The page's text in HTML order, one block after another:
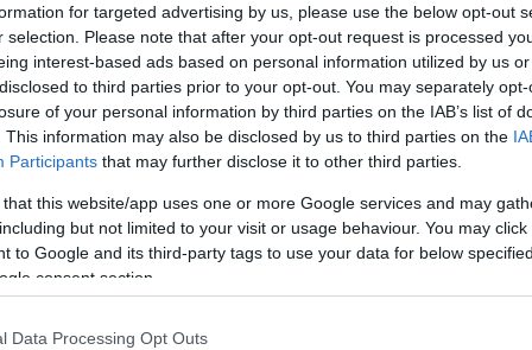
for targeted advertising by us, please use the below opt-out
selection. Please note that after your opt-out request is processed
interest-based ads based on personal information utilized by us
to third parties prior to your opt-out. You may separately
of your personal information by third parties on the IAB’s list of
This information may also be disclosed by us to third parties on the
Participants that may further disclose it to other third parties.
that this website/app uses one or more Google services and may
but not limited to your visit or usage behaviour. You may
to Google and its third-party tags to use your data for below
consent section.
Data Processing Opt Outs
πάλι το υπουργείο Υγείας
ειδικότητες από ΗΠΑ
του υπουργείου Υγείας στη νέα τροποίηση της
Απόφασης που εξέδωσε πριν από μερικές ημέρες ο
Μάριος Θεμιστοκλέους
ειδικότητες σε έλλειψη
με το Κεντρικό Συμβούλιο